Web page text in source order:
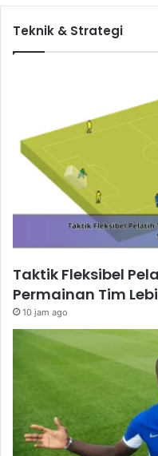
Teknik & Strategi
Taktik Fleksibel
Permainan Tim
10 jam ago